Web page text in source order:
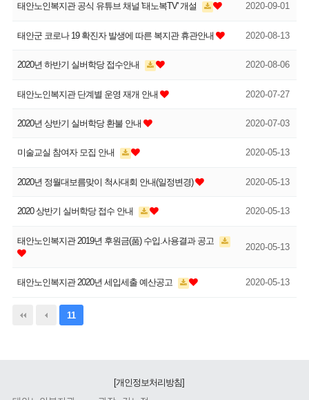
태안노인복지관 공식 유튜브 채널 '태노복TV' 개설 2020-09-01
태안군 코로나 19 확진자 발생에 따른 복지관 휴관안내 2020-08-13
2020년 하반기 실버학당 접수안내 2020-08-06
태안노인복지관 단계별 운영 재개 안내 2020-07-27
2020년 상반기 실버학당 환불 안내 2020-07-03
미술교실 참여자 모집 안내 2020-05-13
2020년 정월대보름맞이 척사대회 안내(일정변경) 2020-05-13
2020 상반기 실버학당 접수 안내 2020-05-13
태안노인복지관 2019년 후원금(품) 수입.사용결과 공고
2020-05-13
태안노인복지관 2020년 세입세출 예산공고 2020-05-13
11
[개인정보처리방침]